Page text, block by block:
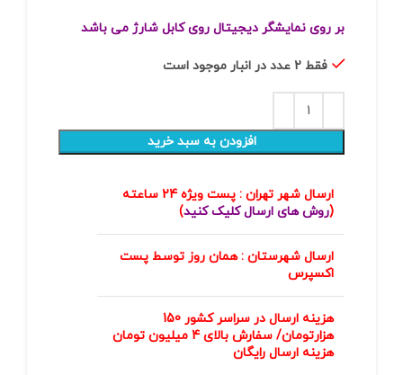
بر روی نمایشگر دیجیتال روی کابل شارژ می باشد
فقط 2 عدد در انبار موجود است
افزودن به سبد خرید
ارسال شهر تهران : پست ویژه 24 ساعته
(روش های ارسال کلیک کنید)
ارسال شهرستان : همان روز توسط پست
اکسپرس
هزینه ارسال در سراسر کشور 150
هزارتومان/ سفارش بالای 4 میلیون تومان
هزینه ارسال رایگان